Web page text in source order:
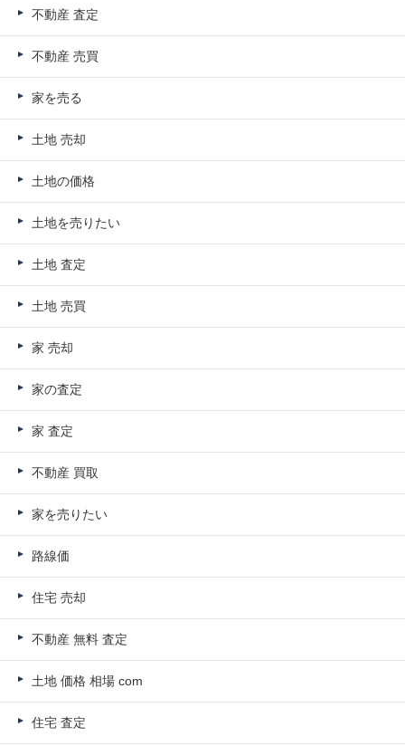
不動産 査定
不動産 売買
家を売る
土地 売却
土地の価格
土地を売りたい
土地 査定
土地 売買
家 売却
家の査定
家 査定
不動産 買取
家を売りたい
路線価
住宅 売却
不動産 無料 査定
土地 価格 相場 com
住宅 査定